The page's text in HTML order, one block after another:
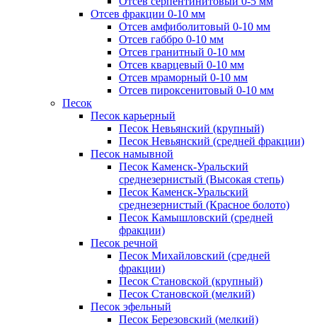
Отсев фракции 0-10 мм
Отсев амфиболитовый 0-10 мм
Отсев габбро 0-10 мм
Отсев гранитный 0-10 мм
Отсев кварцевый 0-10 мм
Отсев мраморный 0-10 мм
Отсев пироксенитовый 0-10 мм
Песок
Песок карьерный
Песок Невьянский (крупный)
Песок Невьянский (средней фракции)
Песок намывной
Песок Каменск-Уральский
среднезернистый (Высокая степь)
Песок Каменск-Уральский
среднезернистый (Красное болото)
Песок Камышловский (средней
фракции)
Песок речной
Песок Михайловский (средней
фракции)
Песок Становской (крупный)
Песок Становской (мелкий)
Песок эфельный
Песок Березовский (мелкий)